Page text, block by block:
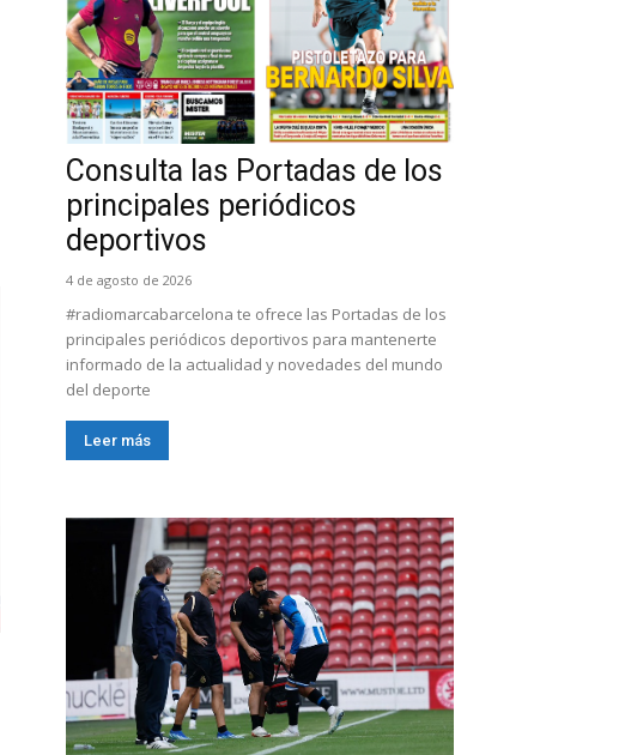
Consulta las Portadas de los
principales periódicos
deportivos
4 de agosto de 2026
#radiomarcabarcelona te ofrece las Portadas de los
principales periódicos deportivos para mantenerte
informado de la actualidad y novedades del mundo
del deporte
Leer más